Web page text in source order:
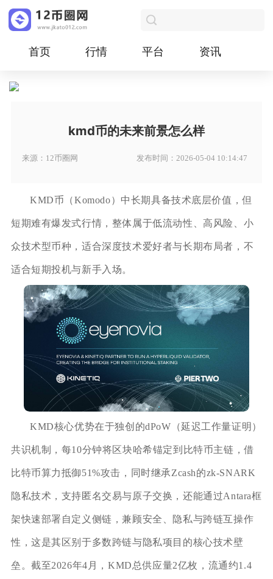
首页 行情 平台 资讯
kmd币的未来前景怎么样
来源：12币圈网 发布时间：2026-05-04 10:14:47
KMD币（Komodo）中长期具备技术底层价值，但
短期难有爆发式行情，整体属于低流动性、高风险、小
众技术型币种，适合深度技术爱好者与长期布局者，不
适合短期投机与新手入场。
KMD核心优势在于独创的dPoW（延迟工作量证明）
共识机制，每10分钟将区块哈希锚定到比特币主链，借
比特币算力抵御51%攻击，同时继承Zcash的zk-SNARK
隐私技术，支持匿名交易与原子交换，还能通过Antara框
架快速部署自定义侧链，兼顾安全、隐私与跨链互操作
性，这是其区别于多数跨链与隐私项目的核心技术壁
垒。截至2026年4月，KMD总供应量2亿枚，流通约1.4